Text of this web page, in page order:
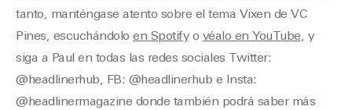
tanto, manténgase atento sobre el tema Vixen de VC
Pines, escuchándolo en Spotifyo véalo en YouTube, y
siga a Paul en todas las redes sociales Twitter:
@headlinerhub, FB: @headlinerhub e Insta:
@headlinermagazine donde también podrá saber más